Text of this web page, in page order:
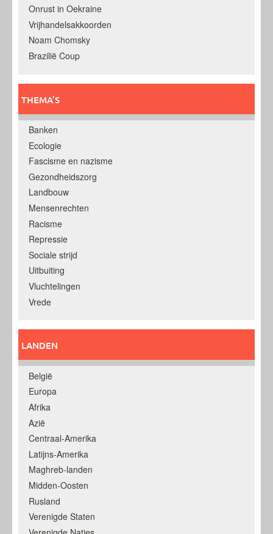
Onrust in Oekraine
Vrijhandelsakkoorden
Noam Chomsky
Brazilië Coup
THEMA’S
Banken
Ecologie
Fascisme en nazisme
Gezondheidszorg
Landbouw
Mensenrechten
Racisme
Repressie
Sociale strijd
Uitbuiting
Vluchtelingen
Vrede
LANDEN
België
Europa
Afrika
Azië
Centraal-Amerika
Latijns-Amerika
Maghreb-landen
Midden-Oosten
Rusland
Verenigde Staten